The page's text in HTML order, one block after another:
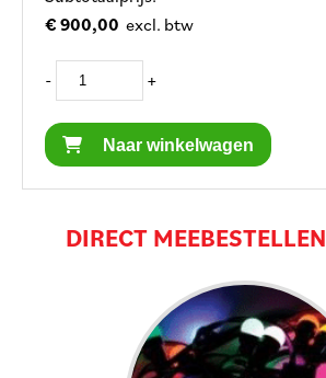
€ 900,00 excl. btw
- +
Naar winkelwagen
DIRECT MEEBESTELLEN